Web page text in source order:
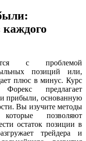
с проблемой
позиций или,
плюс в минус. Курс
предлагает
прибыли, основанную
Вы изучите методы
позволяют
остаток позиции в
трейдера и